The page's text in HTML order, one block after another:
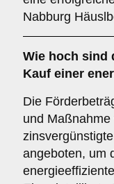
Nabburg
Wie hoch sind
Kauf einer
Die
und
angeboten, um